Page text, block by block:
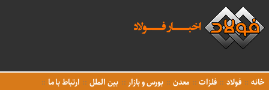
خانه فولاد فلزات معدن بورس و بازار بین الملل
ارتباط با ما